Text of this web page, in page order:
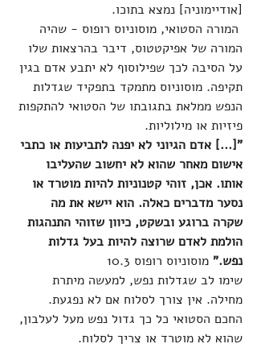
[אודיימוניה] נמצא בתוכו.
המורה הסטואי, מוסוניוס רופוס - שהיה
המורה של אפיקטטוס, דיבר בהרצאות שלו
על הסיבה לכך שפילוסוף לא יתבע אדם בגין
תקיפה. מוסוניוס מתמקד בתפקיד שגדלות
הנפש ממלאת בתגובתו של הסטואי להתקפות
פיזיות או מילוליות.
"[...] אדם הגיוני לא יפנה לתביעות או כתבי
אישום מאחר שהוא לא יחשוב שהעליבו
אותו. אכן, זוהי קטנוניות להיות מוטרד או
נסער מדברים כאלה. הוא יישא את מה
שקרה ברוגע ובשקט, כיוון שזוהי התנהגות
הולמת לאדם שרוצה להיות בעל גדלות
נפש." מוסוניוס רופוס 10.3
שימו לב שגדלות נפש, למעשה מיתרת
מחילה. אין צורך לסלוח אם לא נפגעת.
החכם הסטואי כל כך גדול נפש מעל לעלבון,
שהוא לא מוטרד או צריך לסלוח.